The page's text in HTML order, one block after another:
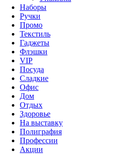
Наборы
Ручки
Промо
Текстиль
Гаджеты
Флэшки
VIP
Посуда
Сладкие
Офис
Дом
Отдых
Здоровье
На выставку
Полиграфия
Профессии
Акции